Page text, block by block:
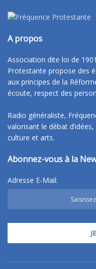
A propos
Association dite loi de
Protestante propose des
aux principes de la
écoute, respect des
Radio généraliste,
valorisant le débat
culture et arts.
Abonnez-vous à la
Adresse E-Mail: